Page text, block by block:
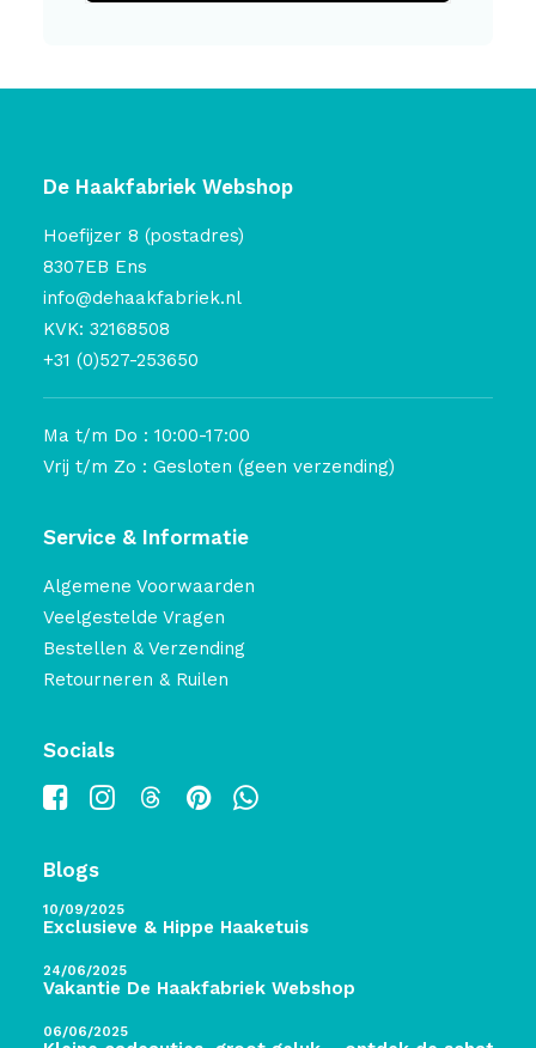
De Haakfabriek Webshop
Hoefijzer 8 (postadres)
8307EB Ens
info@dehaakfabriek.nl
KVK: 32168508
+31 (0)527-253650
Ma t/m Do : 10:00-17:00
Vrij t/m Zo : Gesloten (geen verzending)
Service & Informatie
Algemene Voorwaarden
Veelgestelde Vragen
Bestellen & Verzending
Retourneren & Ruilen
Socials
Blogs
10/09/2025
Exclusieve & Hippe Haaketuis
24/06/2025
Vakantie De Haakfabriek Webshop
06/06/2025